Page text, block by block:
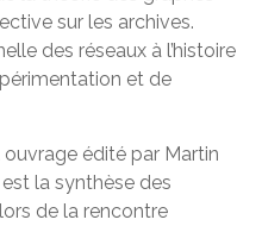
sur les archives.
des réseaux à l’histoire
et de
édité par Martin
est la synthèse des
de la rencontre